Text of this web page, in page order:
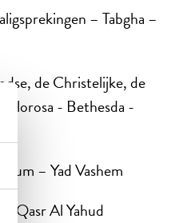
– Tabgha –
de Christelijke, de
- Bethesda -
– Yad Vashem
Qasr Al Yahud